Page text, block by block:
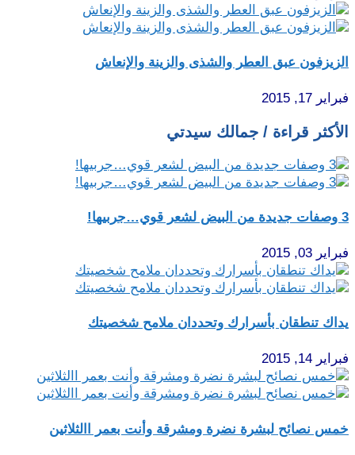
الزيزفون عبق العطر والشذى والزينة والإنعاش
فبراير 17, 2015
الأكثر قراءة / جمالك سيدتي
3 وصفات جديدة من البيض لشعر قوي…جربيها!
فبراير 03, 2015
يداك تنطقان بأسرارك وتحددان ملامح شخصيتك
فبراير 14, 2015
خمس نصائح لبشرة نضرة ومشرقة وأنت بعمر االثلاثين